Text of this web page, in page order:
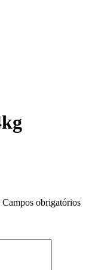
Campos obrigatórios